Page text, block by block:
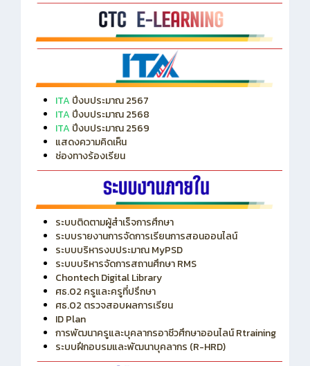
ITA ปีงบประมาณ 2567
ITA ปีงบประมาณ 2568
ITA ปีงบประมาณ 2569
แสดงความคิดเห็น
ช่องทางร้องเรียน
ระบบติดตามผู้สำเร็จการศึกษา
ระบบรายงานการจัดการเรียนการสอนออนไลน์
ระบบบริหารงบประมาณ MyPSD
ระบบบริหารจัดการสถานศึกษา RMS
Chontech Digital Library
ศธ.02 ครูและครูที่ปรึกษา
ศธ.02 ตรวจสอบผลการเรียน
ID Plan
การพัฒนาครูและบุคลากรอาชีวศึกษาออนไลน์ Rtraining
ระบบฝึกอบรมและพัฒนาบุคลากร (R-HRD)